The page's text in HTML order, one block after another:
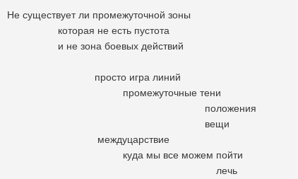
Не существует ли промежуточной зоны
которая не есть пустота
и не зона боевых действий
просто игра линий
промежуточные тени
положения
вещи
междуцарствие
куда мы все можем пойти
лечь